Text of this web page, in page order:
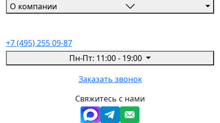
О компании
+7 (495) 255 09-87
Пн-Пт: 11:00 - 19:00
Заказать звонок
Свяжитесь с нами